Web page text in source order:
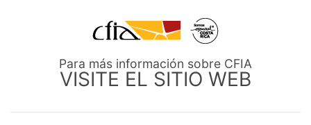
Para más información sobre CFIA
VISITE EL SITIO WEB